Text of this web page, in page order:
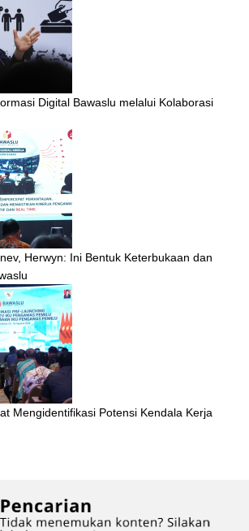
Digital Bawaslu melalui Kolaborasi
Herwyn: Ini Bentuk Keterbukaan dan
Mengidentifikasi Potensi Kendala Kerja